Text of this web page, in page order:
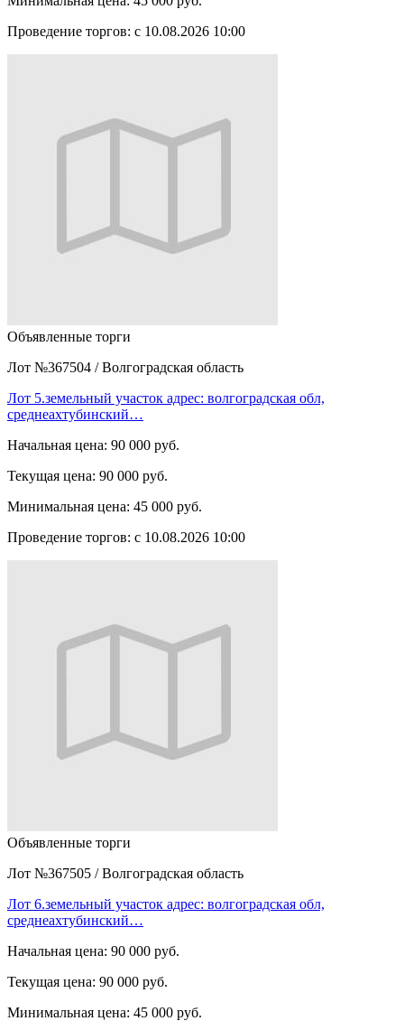
Проведение торгов: с 10.08.2026 10:00
Объявленные торги
Лот №367504 / Волгоградская область
Лот 5.земельный участок адрес: волгоградская обл,
среднеахтубинский…
Начальная цена: 90 000 руб.
Текущая цена: 90 000 руб.
Минимальная цена: 45 000 руб.
Проведение торгов: с 10.08.2026 10:00
Объявленные торги
Лот №367505 / Волгоградская область
Лот 6.земельный участок адрес: волгоградская обл,
среднеахтубинский…
Начальная цена: 90 000 руб.
Текущая цена: 90 000 руб.
Минимальная цена: 45 000 руб.